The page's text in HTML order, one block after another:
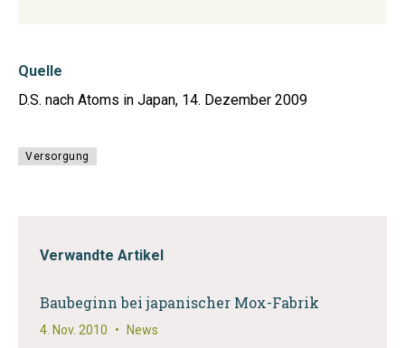
Quelle
D.S. nach Atoms in Japan, 14. Dezember 2009
Versorgung
Verwandte Artikel
Baubeginn bei japanischer Mox-Fabrik
4. Nov. 2010 • News